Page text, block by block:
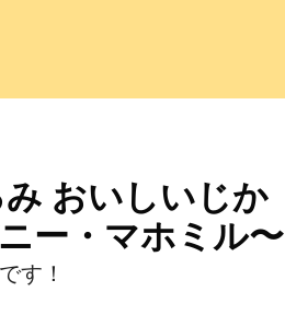
み おいしいじか
ー・マホミル〜
す！